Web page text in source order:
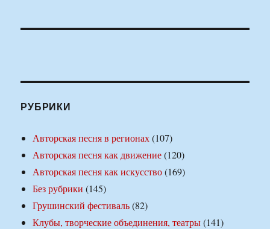
РУБРИКИ
Авторская песня в регионах(107)
Авторская песня как движение(120)
Авторская песня как искусство(169)
Без рубрики (145)
Грушинский фестиваль(82)
Клубы, творческие объединения, театры(141)